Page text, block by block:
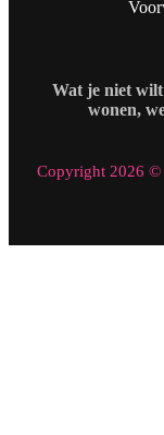
Wat je niet wilt
wonen,
Copyright 2026 ©